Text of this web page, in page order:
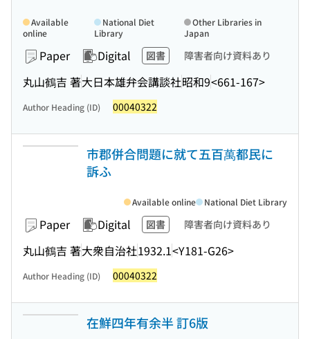
Paper Digital 図書 障害者向け資料あり
丸山鶴吉 著大日本雄弁会講談社昭和9<661-167>
Available
online
National Diet
Library
Other Libraries in
Japan
Author Heading (ID) 00040322
市郡併合問題に就て五百萬都民に
訴ふ
Paper Digital 図書 障害者向け資料あり
丸山鶴吉 著大衆自治社1932.1<Y181-G26>
Available online National Diet Library
Author Heading (ID) 00040322
在鮮四年有余半 訂6版